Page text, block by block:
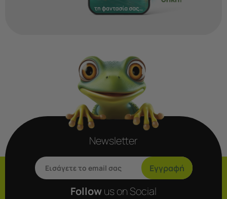
Newsletter
Εγγραφή
Followus on Social